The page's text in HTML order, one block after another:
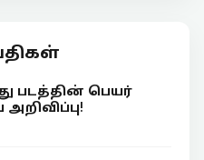
படத்தின் பெயர்